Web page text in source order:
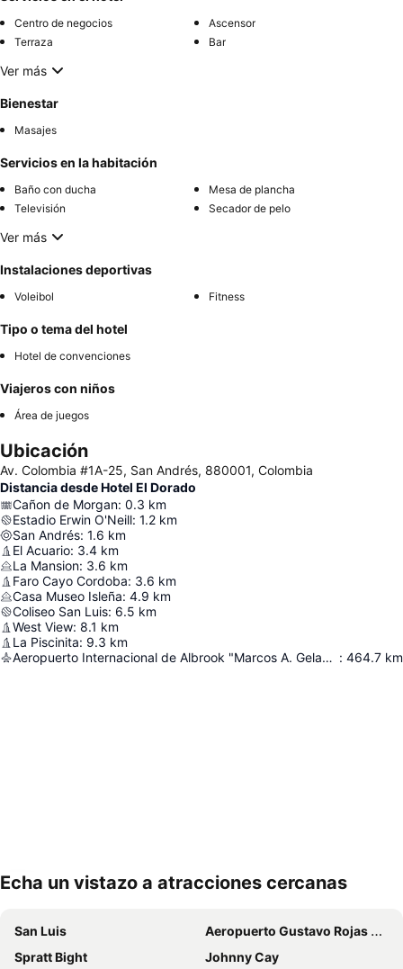
Centro de negocios
Ascensor
Terraza
Bar
Ver más
Bienestar
Masajes
Servicios en la habitación
Baño con ducha
Mesa de plancha
Televisión
Secador de pelo
Ver más
Instalaciones deportivas
Voleibol Fitness
Tipo o tema del hotel
Hotel de convenciones
Viajeros con niños
Área de juegos
Ubicación
Av. Colombia #1A-25, San Andrés, 880001, Colombia
Distancia desde Hotel El Dorado
Cañon de Morgan: 0.3 km
Estadio Erwin O'Neill: 1.2 km
San Andrés: 1.6 km
El Acuario: 3.4 km
La Mansion: 3.6 km
Faro Cayo Cordoba: 3.6 km
Casa Museo Isleña: 4.9 km
Coliseo San Luis: 6.5 km
West View: 8.1 km
La Piscinita: 9.3 km
Aeropuerto Internacional de Albrook "Marcos A. Gelabert" : 464.7 km
Echa un vistazo a atracciones cercanas
San Luis
Aeropuerto Gustavo Rojas Pinilla
Spratt Bight
Johnny Cay